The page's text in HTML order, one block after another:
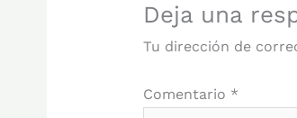
Deja una
Tu dirección de
Comentario *